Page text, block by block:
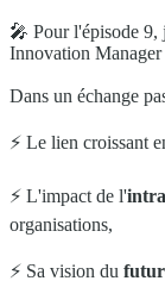
🎤 Pour l'épisode
Innovation Manager
Dans un échange
⚡️ Le lien croissant
⚡️ L'impact de l'
organisations,
⚡️ Sa vision du